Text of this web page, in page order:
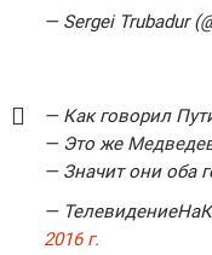
— Sergei Trubadur
— Как говорил
— Это же
— Значит они оба
—
2016 г.